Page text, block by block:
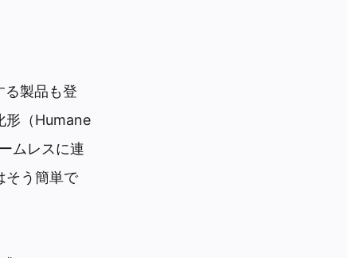
る製品も登
形（Humane
ムレスに連
そう簡単で